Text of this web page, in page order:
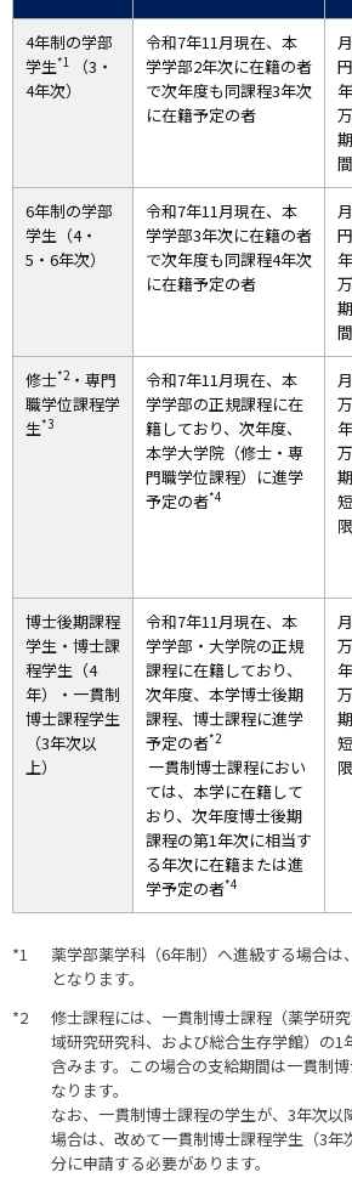
4年制の学部
学生*1
（3・
4年次）
令和7年11月現在、本
学学部2年次に在籍の者
で次年度も同課程3年次
に在籍予定の者
円
間
6年制の学部
学生（4・
5・6年次）
令和7年11月現在、本
学学部3年次に在籍の者
で次年度も同課程4年次
に在籍予定の者
円
間
修士*2・専門
職学位課程学
生*3
令和7年11月現在、本
学学部の正規課程に在
籍しており、次年度、
本学大学院（修士・専
門職学位課程）に進学
予定の者*4
博士後期課程
学生・博士課
程学生（4
年）・一貫制
博士課程学生
（3年次以
上）
令和7年11月現在、本
学学部・大学院の正規
課程に在籍しており、
次年度、本学博士後期
課程、博士課程に進学
予定の者*2
一貫制博士課程におい
ては、本学に在籍して
おり、次年度博士後期
課程の第1年次に相当す
る年次に在籍または進
学予定の者*4
薬学部薬学科（6年制）へ進級する場合は
となります。
修士課程には、一貫制博士課程（薬学研
域研究研究科、および総合生存学館）の1
含みます。この場合の支給期間は一貫制
なります。
なお、一貫制博士課程の学生が、3年次以
場合は、改めて一貫制博士課程学生（3年
分に申請する必要があります。